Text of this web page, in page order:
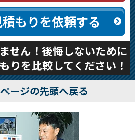
もりを依頼する
せん！後悔しないために
りを比較してください！
ージの先頭へ戻る